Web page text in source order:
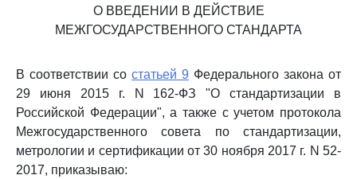
О ВВЕДЕНИИ В ДЕЙСТВИЕ
МЕЖГОСУДАРСТВЕННОГО СТАНДАРТА
В соответствии со статьей 9 Федерального закона от
29 июня 2015 г. N 162-ФЗ "О стандартизации в
Российской Федерации", а также с учетом протокола
Межгосударственного совета по стандартизации,
метрологии и сертификации от 30 ноября 2017 г. N 52-
2017, приказываю: